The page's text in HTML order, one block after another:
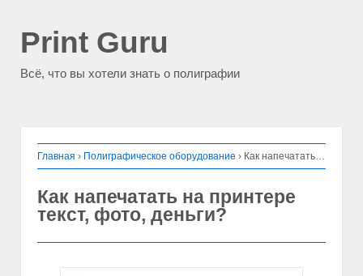
Print Guru
Всё, что вы хотели знать о полиграфии
Главная › Полиграфическое оборудование › Как напечатать на принтере текст, фото, деньги?
Как напечатать на принтере
текст, фото, деньги?